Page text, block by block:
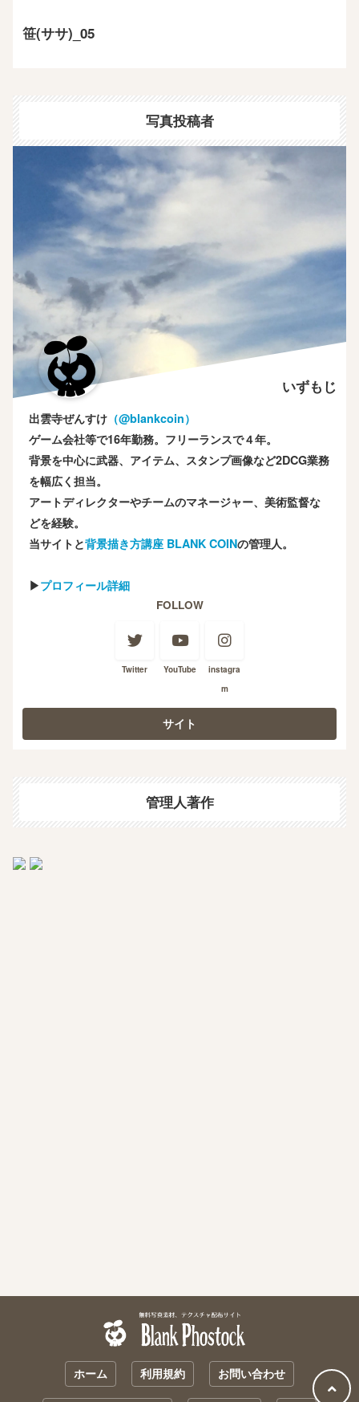
笹(ササ)_05
写真投稿者
いずもじ
出雲寺ぜんすけ （‎@blankcoin）
ゲーム会社等で16年勤務。フリーランスで４年。
背景を中心に武器、アイテム、スタンプ画像など2DCG業務
を幅広く担当。
アートディレクターやチームのマネージャー、美術監督な
どを経験。
当サイトと背景描き方講座 BLANK COINの管理人。
▶プロフィール詳細
FOLLOW
Twitter YouTube
instagra
m
管理人著作
ホーム 利用規約 お問い合わせ